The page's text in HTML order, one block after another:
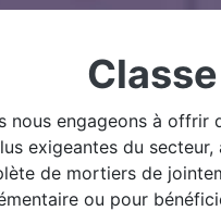
engageons à offrir
exigeantes du
de mortiers de
ou pour